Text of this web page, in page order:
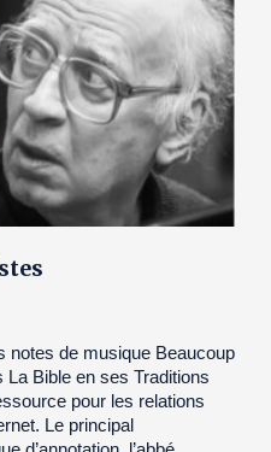
notes de musique Beaucoup
Bible en ses Traditions
pour les relations
Le principal